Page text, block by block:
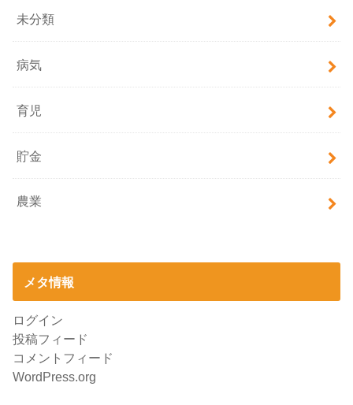
未分類
病気
育児
貯金
農業
メタ情報
ログイン
投稿フィード
コメントフィード
WordPress.org